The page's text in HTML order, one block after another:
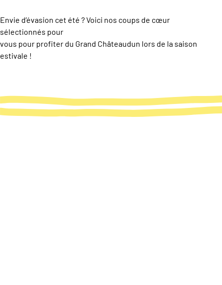
Envie d’évasion cet été ? Voici nos coups de cœur
sélectionnés pour
vous pour profiter du Grand Châteaudun lors de la saison
estivale !